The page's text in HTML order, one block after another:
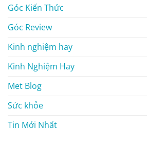
Góc Kiến Thức
Góc Review
Kinh nghiệm hay
Kinh Nghiệm Hay
Met Blog
Sức khỏe
Tin Mới Nhất